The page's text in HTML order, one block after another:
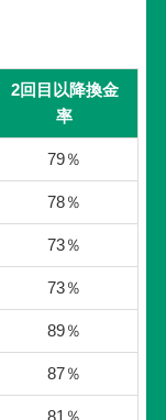
2回目以降換金
率
79％
78％
73％
73％
89％
87％
81％